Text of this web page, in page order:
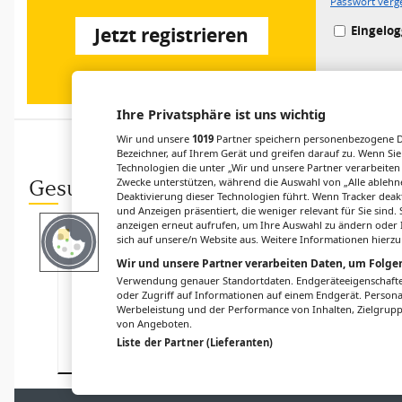
Jetzt registrieren
Gesund.at entdecken
FORSCHUNG
Abnehm-
Medikamente:
Starke Wirkung,
Nebenwirkunge
PHARMAKOVIGILANZ
#MedSafetyWee
k 2024: sichere
Anwendung von
Arzneimitteln
Ihre Privatsphäre ist uns wichtig
Wir und unsere 1019 Partner speichern personenbezogene
Bezeichner, auf Ihrem Gerät und greifen darauf zu. Wenn
Technologien die unter „Wir und unsere Partner
Zwecke unterstützen, während die Auswahl von „Alle
Deaktivierung dieser Technologien führt. Wenn Tracker
und Anzeigen präsentiert, die weniger relevant für Sie sind.
anzeigen erneut aufrufen, um Ihre Auswahl zu ändern
sich auf unsere/n Website aus. Weitere Informationen
Wir und unsere Partner verarbeiten Daten, um
Verwendung genauer Standortdaten.
oder Zugriff auf Informationen auf einem Endgerät.
Werbeleistung und der Performance von Inhalten,
von Angeboten.
Liste der Partner (Lieferanten)